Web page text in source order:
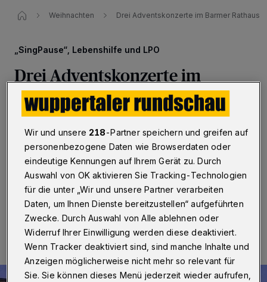
Weihnachten Drei Adventskonzerte im Barmer Rathaus
„SingPause“, Lebenshilfe und LPO
Drei Adventskonzerte im
Barmer Rathaus
Wuppertal
Besinnlichkeit und weihnachtliche
Stimmung kommt wieder im Rathaus Barmen auf. Die
Stadt Wuppertal lädt zur Vorweihnachtszeit zu drei
Adventskonzerten ein.
25.11.2025 , 13:46 Uhr
Wir und unsere 218-Partner speichern und greifen auf
personenbezogene Daten wie Browserdaten oder
eindeutige Kennungen auf Ihrem Gerät zu. Durch
Auswahl von OK aktivieren Sie Tracking-Technologien
für die unter „Wir und unsere Partner verarbeiten
Daten, um Ihnen Dienste bereitzustellen“ aufgeführten
Zwecke. Durch Auswahl von Alle ablehnen oder
Widerruf Ihrer Einwilligung werden diese deaktiviert.
Wenn Tracker deaktiviert sind, sind manche Inhalte und
Anzeigen möglicherweise nicht mehr so relevant für
Sie. Sie können dieses Menü jederzeit wieder aufrufen,